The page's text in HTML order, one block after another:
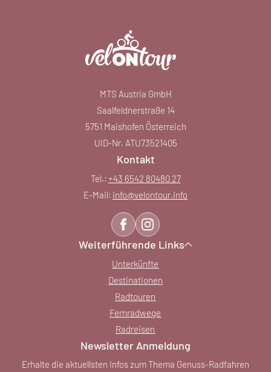
MTS Austria GmbH
Saalfeldnerstraße 14
5751 Maishofen Österreich
UID-Nr. ATU73521405
Kontakt
Tel.: +43 6542 80480 27
E-Mail: info@velontour.info
Weiterführende Links
Unterkünfte
Destinationen
Radtouren
Fernradwege
Radreisen
Newsletter Anmeldung
Erhalte die aktuellsten Infos zum Thema Genuss-Radfahren